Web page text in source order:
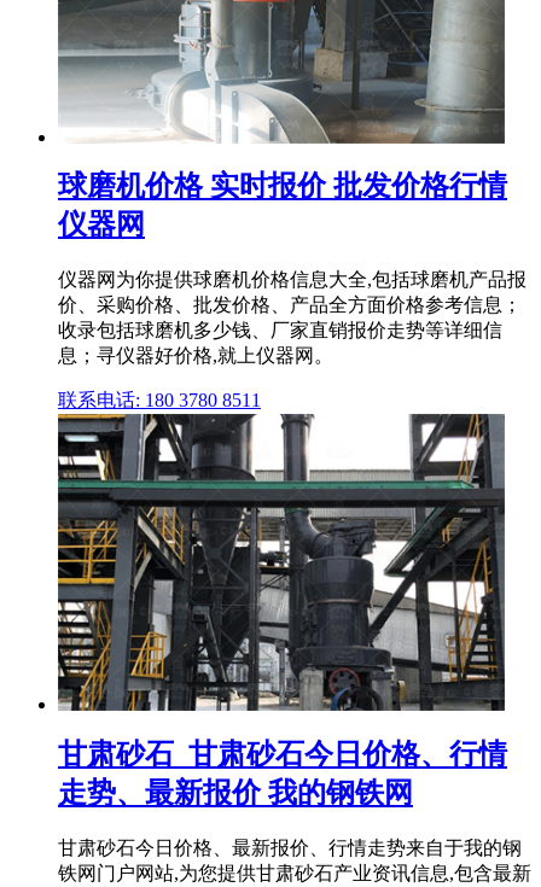
球磨机价格 实时报价 批发价格行情
仪器网
仪器网为你提供球磨机价格信息大全,包括球磨机产品报
价、采购价格、批发价格、产品全方面价格参考信息；
收录包括球磨机多少钱、厂家直销报价走势等详细信
息；寻仪器好价格,就上仪器网。
联系电话: 180 3780 8511
甘肃砂石_甘肃砂石今日价格、行情
走势、最新报价 我的钢铁网
甘肃砂石今日价格、最新报价、行情走势来自于我的钢
铁网门户网站,为您提供甘肃砂石产业资讯信息,包含最新